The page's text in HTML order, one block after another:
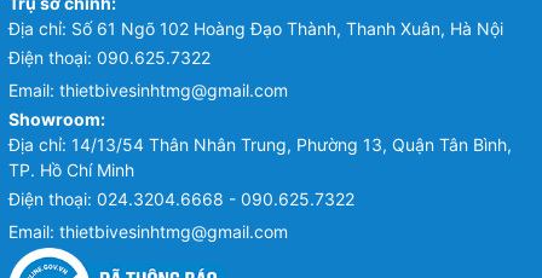
Địa chỉ: Số 61 Ngõ 102 Hoàng Đạo Thành, Thanh Xuân, Hà Nội
Điện thoại: 090.625.7322
Email: thietbivesinhtmg@gmail.com
Showroom:
Địa chỉ: 14/13/54 Thân Nhân Trung, Phường 13, Quận Tân Bình,
TP. Hồ Chí Minh
Điện thoại: 024.3204.6668 - 090.625.7322
Email: thietbivesinhtmg@gmail.com